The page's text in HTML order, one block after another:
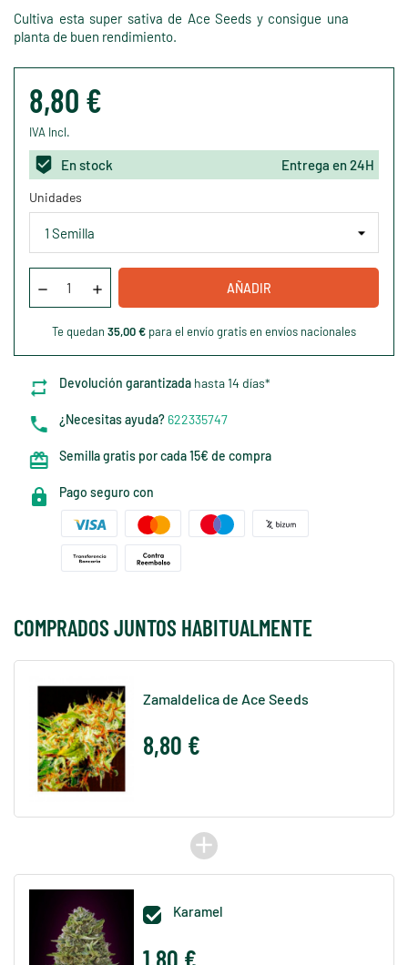
Cultiva esta super sativa de Ace Seeds y consigue una
planta de buen rendimiento.
8,80 €
IVA Incl.
En stock Entrega en 24H
Unidades
AÑADIR
Te quedan 35,00 € para el envío gratis en envíos nacionales
Devolución garantizada hasta 14 días*
¿Necesitas ayuda?622335747
Semilla gratis por cada 15€ de compra
Pago seguro con
COMPRADOS JUNTOS HABITUALMENTE
Zamaldelica de Ace Seeds
8,80 €
add
 Karamel
1,80 €